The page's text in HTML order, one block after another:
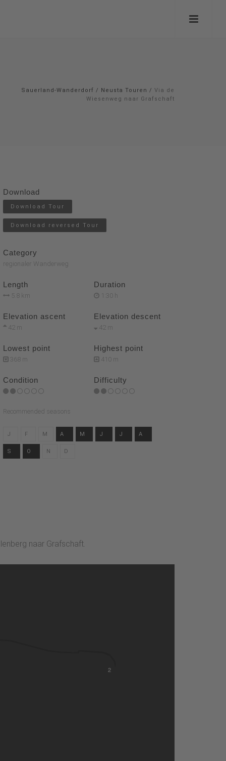
Sauerland-Wanderdorf / Neusta Touren / Via de
Wiesenweg naar Grafschaft
Download
Download Tour
Download reversed Tour
Category
regionaler Wanderweg
Length
5.8 km
Duration
1:30 h
Elevation ascent
42 m
Elevation descent
42 m
Lowest point
368 m
Highest point
410 m
Condition Difficulty
Recommended seasons
J F M A M J J A
S O N D
naar Grafschaft.
2